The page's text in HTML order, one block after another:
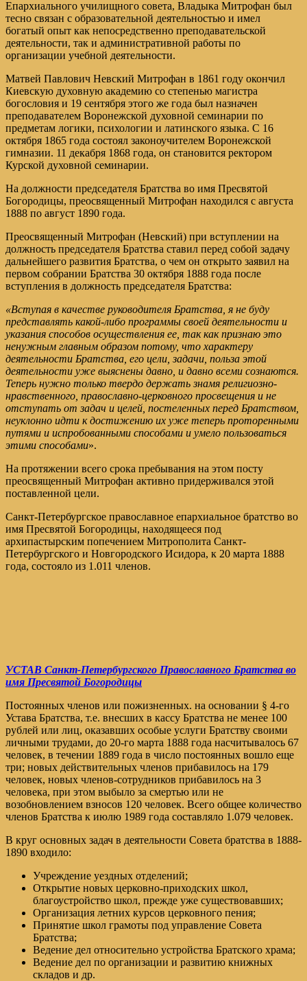
Епархиального училищного совета, Владыка Митрофан был
тесно связан с образовательной деятельностью и имел
богатый опыт как непосредственно преподавательской
деятельности, так и административной работы по
организации учебной деятельности.
Матвей Павлович Невский Митрофан в 1861 году окончил
Киевскую духовную академию со степенью магистра
богословия и 19 сентября этого же года был назначен
преподавателем Воронежской духовной семинарии по
предметам логики, психологии и латинского языка. С 16
октября 1865 года состоял законоучителем Воронежской
гимназии. 11 декабря 1868 года, он становится ректором
Курской духовной семинарии.
На должности председателя Братства во имя Пресвятой
Богородицы, преосвященный Митрофан находился с августа
1888 по август 1890 года.
Преосвященный Митрофан (Невский) при вступлении на
должность председателя Братства ставил перед собой задачу
дальнейшего развития Братства, о чем он открыто заявил на
первом собрании Братства 30 октября 1888 года после
вступления в должность председателя Братства:
«Вступая в качестве руководителя Братства, я не буду
представлять какой-либо программы своей деятельности и
указания способов осуществления ее, так как признаю это
ненужным главным образом потому, что характеру
деятельности Братства, его цели, задачи, польза этой
деятельности уже выяснены давно, и давно всеми сознаются.
Теперь нужно только твердо держать знамя религиозно-
нравственного, православно-церковного просвещения и не
отступать от задач и целей, постеленных перед Братством,
неуклонно идти к достижению их уже теперь проторенными
путями и испробованными способами и умело пользоваться
этими способами».
На протяжении всего срока пребывания на этом посту
преосвященный Митрофан активно придерживался этой
поставленной цели.
Санкт-Петербургское православное епархиальное братство во
имя Пресвятой Богородицы, находящееся под
архипастырским попечением Митрополита Санкт-
Петербургского и Новгородского Исидора, к 20 марта 1888
года, состояло из 1.011 членов.
УСТАВ Санкт-Петербургского Православного Братства во
имя Пресвятой Богородицы
Постоянных членов или пожизненных. на основании § 4-го
Устава Братства, т.е. внесших в кассу Братства не менее 100
рублей или лиц, оказавших особые услуги Братству своими
личными трудами, до 20-го марта 1888 года насчитывалось 67
человек, в течении 1889 года в число постоянных вошло еще
три; новых действительных членов прибавилось на 179
человек, новых членов-сотрудников прибавилось на 3
человека, при этом выбыло за смертью или не
возобновлением взносов 120 человек. Всего общее количество
членов Братства к июлю 1989 года составляло 1.079 человек.
В круг основных задач в деятельности Совета братства в 1888-
1890 входило:
Учреждение уездных отделений;
Открытие новых церковно-приходских школ,
благоустройство школ, прежде уже существовавших;
Организация летних курсов церковного пения;
Принятие школ грамоты под управление Совета
Братства;
Ведение дел относительно устройства Братского храма;
Ведение дел по организации и развитию книжных
складов и др.